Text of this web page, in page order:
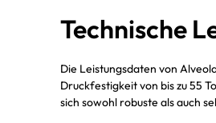
Technische
Die Leistungsdaten von
Druckfestigkeit von bis zu 55
sich sowohl robuste als auch